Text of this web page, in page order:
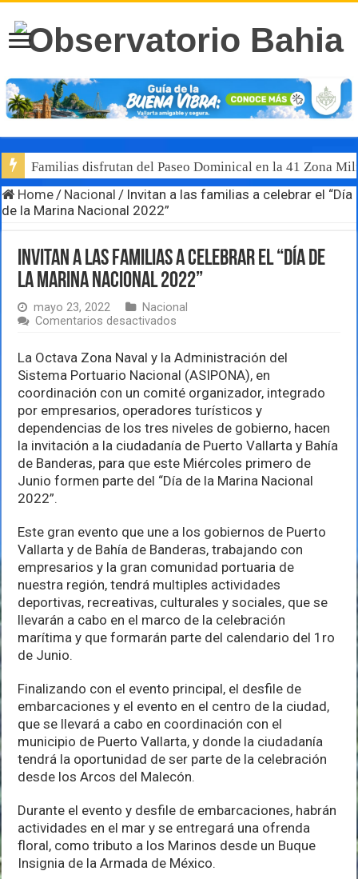
Familias disfrutan del Paseo Dominical en la 41 Zona
Home / Nacional / Invitan a las familias a celebrar el “Día
de la Marina Nacional 2022”
Invitan a las familias a celebrar el “Día de
la Marina Nacional 2022”
mayo 23, 2022
Nacional
Comentarios desactivados
las
familias
a
celebrar
el
“Día
de
la
Marina
Nacional
La Octava Zona Naval y la Administración del
Sistema Portuario Nacional (ASIPONA), en
coordinación con un comité organizador, integrado
por empresarios, operadores turísticos y
dependencias de los tres niveles de gobierno, hacen
la invitación a la ciudadanía de Puerto Vallarta y Bahía
de Banderas, para que este Miércoles primero de
Junio formen parte del “Día de la Marina Nacional
2022”.
Este gran evento que une a los gobiernos de Puerto
Vallarta y de Bahía de Banderas, trabajando con
empresarios y la gran comunidad portuaria de
nuestra región, tendrá multiples actividades
deportivas, recreativas, culturales y sociales, que se
llevarán a cabo en el marco de la celebración
marítima y que formarán parte del calendario del 1ro
de Junio.
Finalizando con el evento principal, el desfile de
embarcaciones y el evento en el centro de la ciudad,
que se llevará a cabo en coordinación con el
municipio de Puerto Vallarta, y donde la ciudadanía
tendrá la oportunidad de ser parte de la celebración
desde los Arcos del Malecón.
Durante el evento y desfile de embarcaciones, habrán
actividades en el mar y se entregará una ofrenda
floral, como tributo a los Marinos desde un Buque
Insignia de la Armada de México.